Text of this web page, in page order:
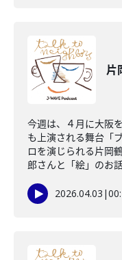
片
今週は、４月に大阪
も上演される舞台「
ロを演じられる片岡
郎さんと「絵」のお
2026.04.03 |